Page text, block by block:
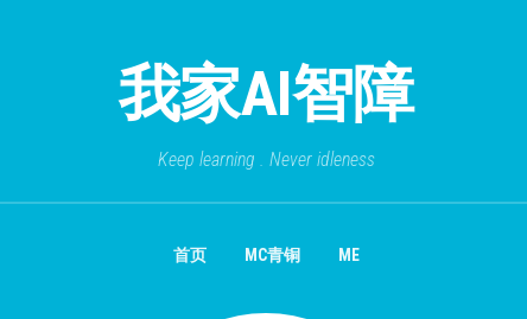
我家AI智障
Keep learning . Never idleness
首页 MC青铜 ME